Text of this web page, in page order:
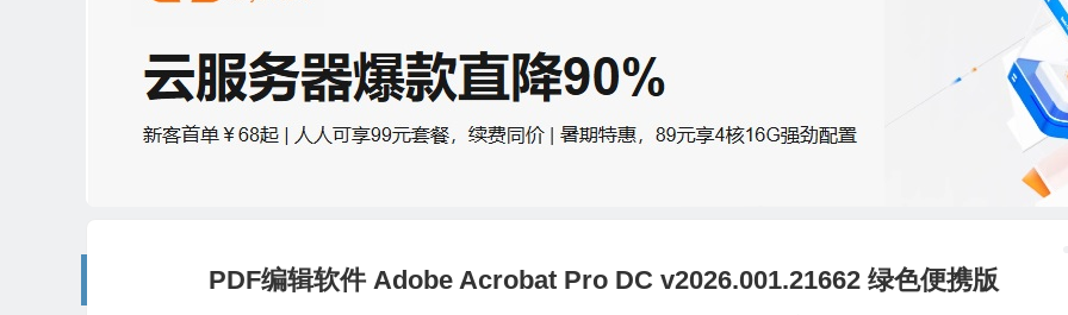
PDF编辑软件 Adobe Acrobat Pro DC v2026.001.21662 绿色便携版